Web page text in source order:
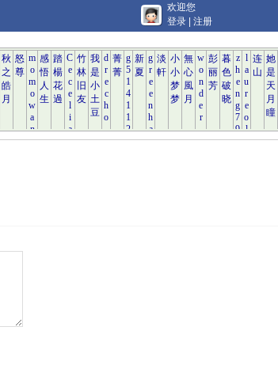
欢迎您
登录
注册